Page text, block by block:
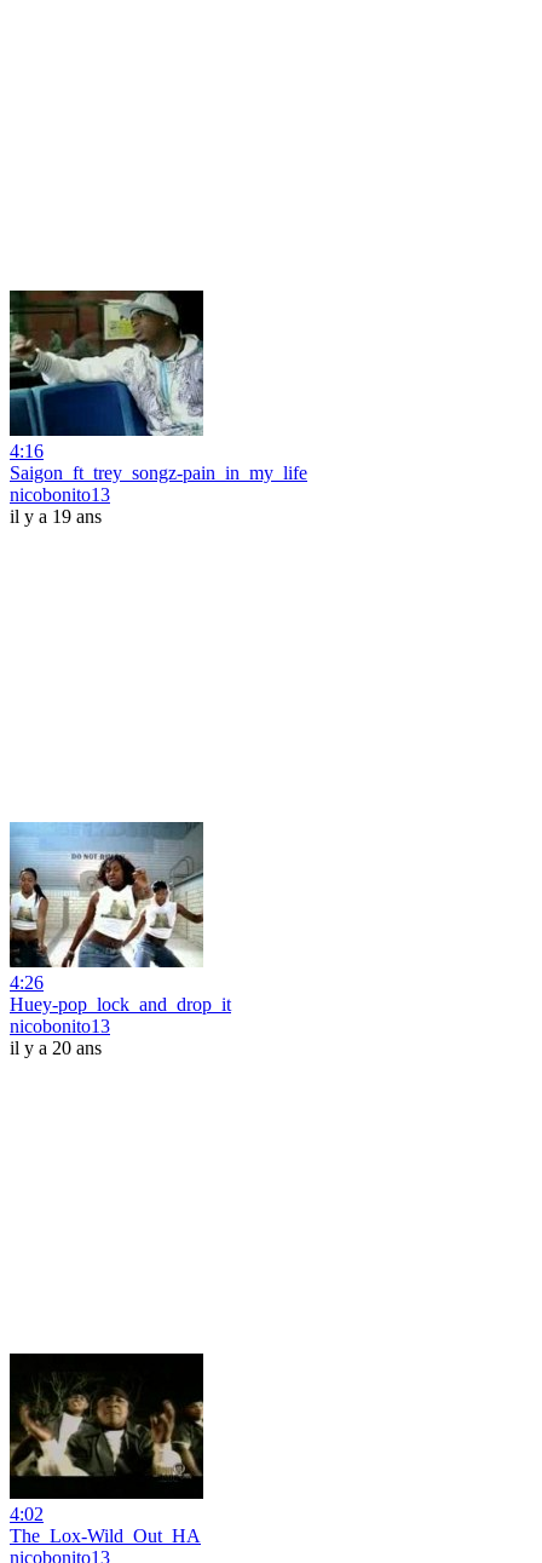
4:16
Saigon_ft_trey_songz-pain_in_my_life
nicobonito13
il y a 19 ans
4:26
Huey-pop_lock_and_drop_it
nicobonito13
il y a 20 ans
4:02
The_Lox-Wild_Out_HA
nicobonito13